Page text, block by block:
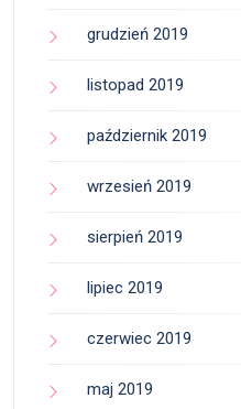
grudzień 2019
listopad 2019
październik 2019
wrzesień 2019
sierpień 2019
lipiec 2019
czerwiec 2019
maj 2019